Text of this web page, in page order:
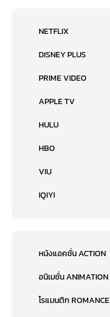
NETFLIX
DISNEY PLUS
PRIME VIDEO
APPLE TV
HULU
HBO
VIU
IQIYI
หนังแอคชั่น ACTION
อนิเมชั่น ANIMATION
โรแมนติก ROMANCE